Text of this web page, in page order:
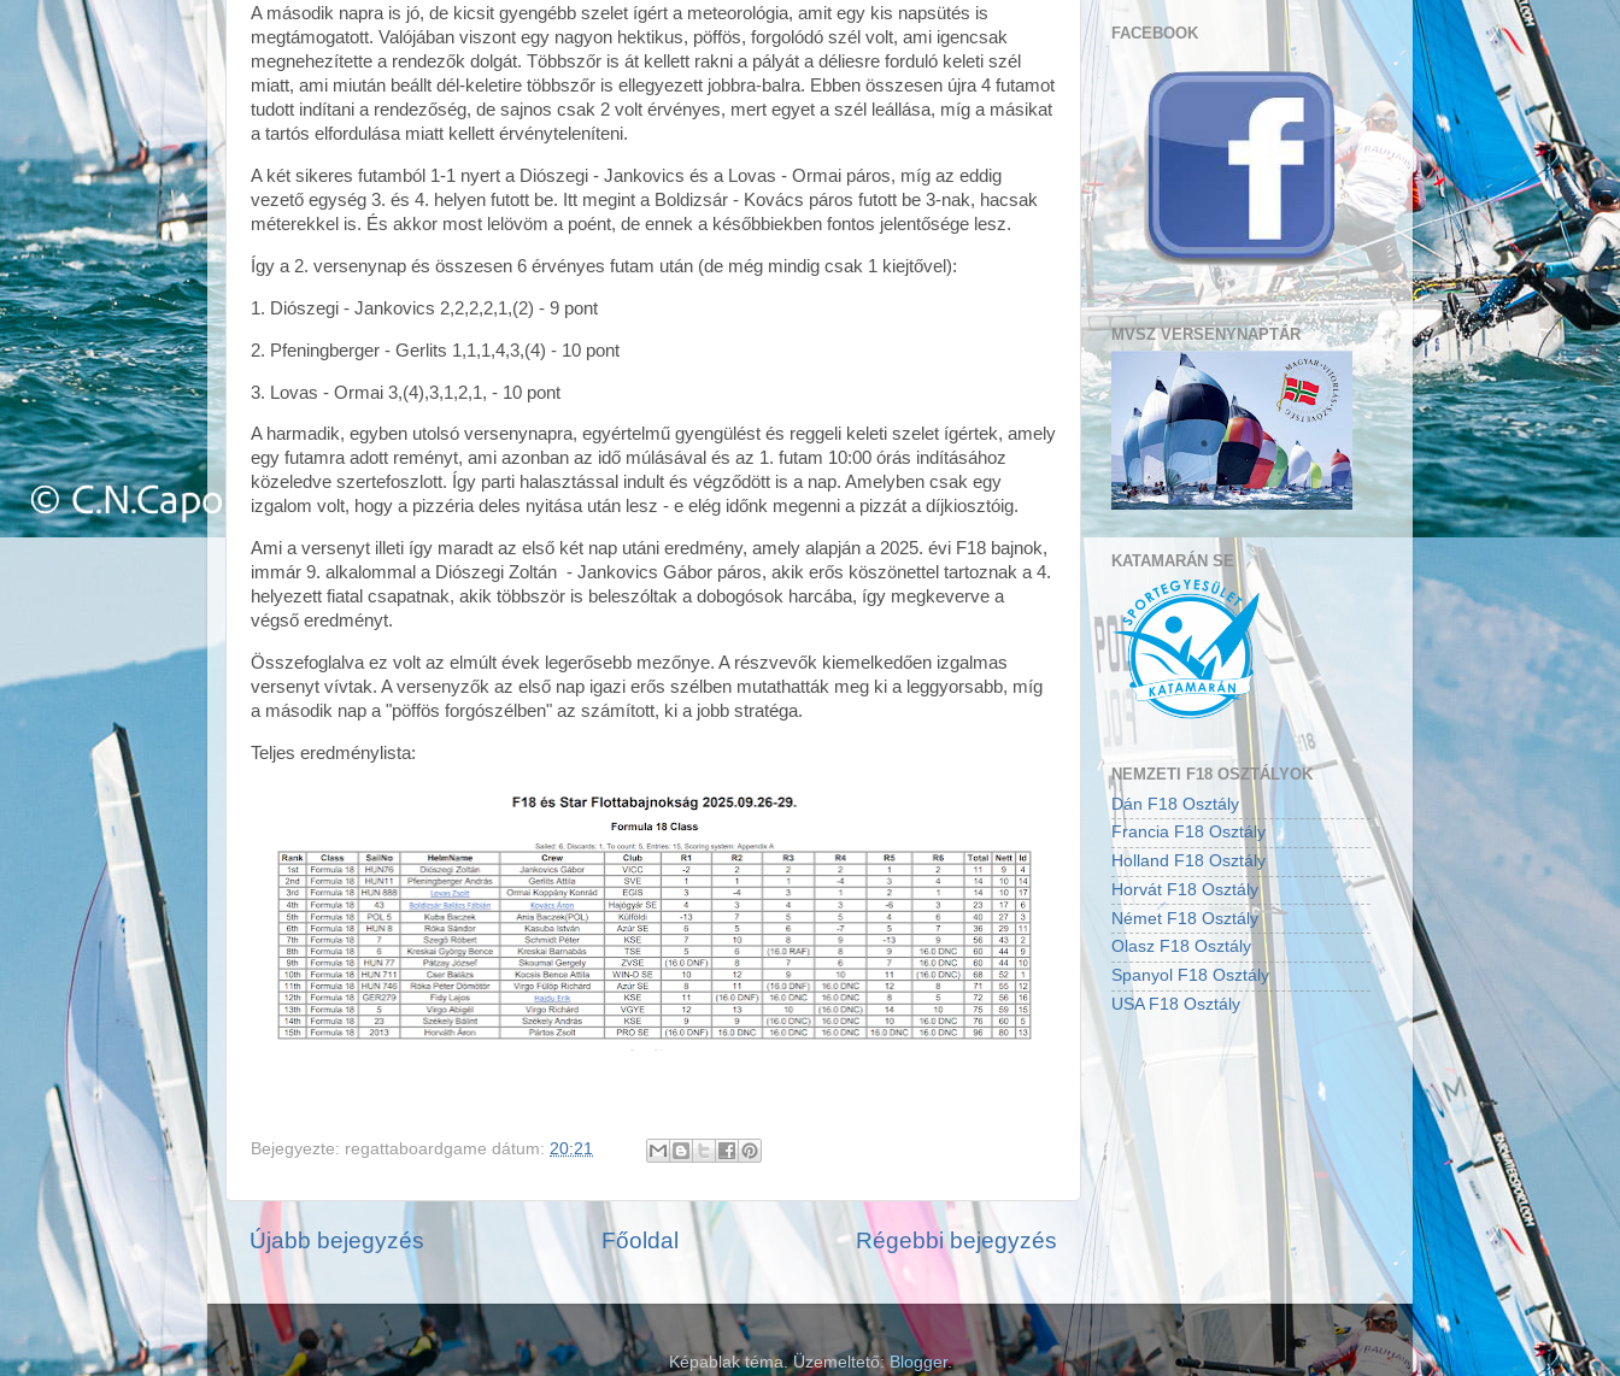
A második napra is jó, de kicsit gyengébb szelet ígért a meteorológia, amit egy kis napsütés is
megtámogatott. Valójában viszont egy nagyon hektikus, pöffös, forgolódó szél volt, ami igencsak
megnehezítette a rendezők dolgát. Többszőr is át kellett rakni a pályát a déliesre forduló keleti szél
miatt, ami miután beállt dél-keletire többszőr is ellegyezett jobbra-balra. Ebben összesen újra 4 futamot
tudott indítani a rendezőség, de sajnos csak 2 volt érvényes, mert egyet a szél leállása, míg a másikat
a tartós elfordulása miatt kellett érvényteleníteni.
A két sikeres futamból 1-1 nyert a Diószegi - Jankovics és a Lovas - Ormai páros, míg az eddig
vezető egység 3. és 4. helyen futott be. Itt megint a Boldizsár - Kovács páros futott be 3-nak, hacsak
méterekkel is. És akkor most lelövöm a poént, de ennek a későbbiekben fontos jelentősége lesz.
Így a 2. versenynap és összesen 6 érvényes futam után (de még mindig csak 1 kiejtővel):
1. Diószegi - Jankovics 2,2,2,2,1,(2) - 9 pont
2. Pfeningberger - Gerlits 1,1,1,4,3,(4) - 10 pont
3. Lovas - Ormai 3,(4),3,1,2,1, - 10 pont
A harmadik, egyben utolsó versenynapra, egyértelmű gyengülést és reggeli keleti szelet ígértek, amely
egy futamra adott reményt, ami azonban az idő múlásával és az 1. futam 10:00 órás indításához
közeledve szertefoszlott. Így parti halasztással indult és végződött is a nap. Amelyben csak egy
izgalom volt, hogy a pizzéria deles nyitása után lesz - e elég időnk megenni a pizzát a díjkiosztóig.
Ami a versenyt illeti így maradt az első két nap utáni eredmény, amely alapján a 2025. évi F18 bajnok,
immár 9. alkalommal a Diószegi Zoltán - Jankovics Gábor páros, akik erős köszönettel tartoznak a 4.
helyezett fiatal csapatnak, akik többször is beleszóltak a dobogósok harcába, így megkeverve a
végső eredményt.
Összefoglalva ez volt az elmúlt évek legerősebb mezőnye. A részvevők kiemelkedően izgalmas
versenyt vívtak. A versenyzők az első nap igazi erős szélben mutathatták meg ki a leggyorsabb, míg
a második nap a "pöffös forgószélben" az számított, ki a jobb stratéga.
Teljes eredménylista:
Bejegyezte: regattaboardgame dátum: 20:21
Újabb bejegyzés Régebbi bejegyzés
Főoldal
FACEBOOK
MVSZ VERSENYNAPTÁR
KATAMARÁN SE
NEMZETI F18 OSZTÁLYOK
Dán F18 Osztály
Francia F18 Osztály
Holland F18 Osztály
Horvát F18 Osztály
Német F18 Osztály
Olasz F18 Osztály
Spanyol F18 Osztály
USA F18 Osztály
Képablak téma. Üzemeltető:Blogger.